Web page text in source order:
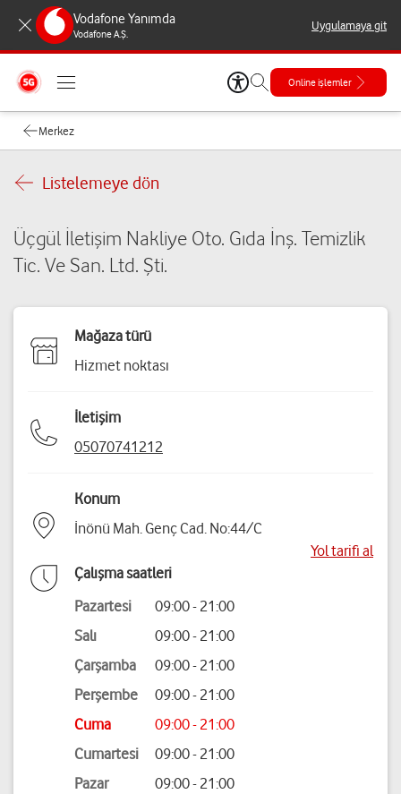
Vodafone Yanımda
Vodafone A.Ş.
Uygulamaya git
Online işlemler
Merkez
Listelemeye dön
Üçgül İletişim Nakliye Oto. Gıda İnş. Temizlik
Tic. Ve San. Ltd. Şti.
Mağaza türü
Hizmet noktası
İletişim
05070741212
Konum
İnönü Mah. Genç Cad. No:44/C
Yol tarifi al
Çalışma saatleri
Pazartesi
09:00 - 21:00
Salı
09:00 - 21:00
Çarşamba
09:00 - 21:00
Perşembe
09:00 - 21:00
Cuma
09:00 - 21:00
Cumartesi
09:00 - 21:00
Pazar
09:00 - 21:00